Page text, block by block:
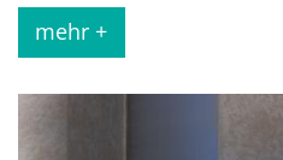
mehr +